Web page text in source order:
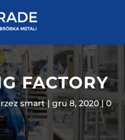
FACTORY
smart gru 8, 2020
0